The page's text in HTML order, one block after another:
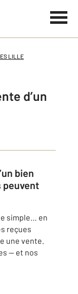
LILLE
d’un
bien
peuvent
simple… en
reçues
une vente.
— et nos